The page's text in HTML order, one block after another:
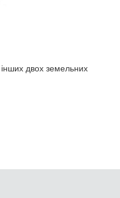
двох земельних